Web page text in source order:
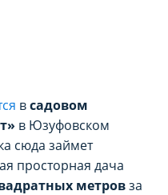
всадовом
в Юзуфовском
сюда займет
просторная дача
метровза
ФАЙЛОВ
ФАЙЛОВ